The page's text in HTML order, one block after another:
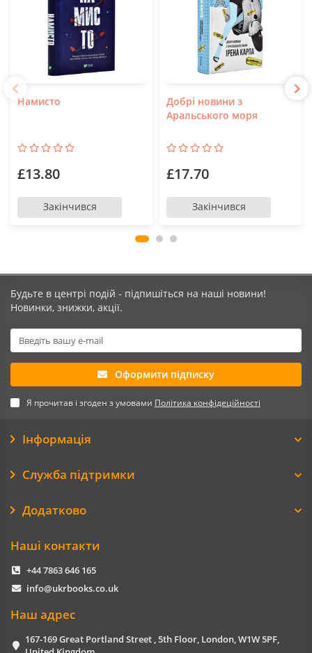
Намисто
£13.80
Закінчився
Добрі новини з
Аральського моря
£17.70
Закінчився
Будьте в центрі подій - підпишіться на наші новини!
Новинки, знижки, акції.
Оформити підписку
Я прочитав і згоден з умовами Політика конфідеційності
Інформація
Служба підтримки
Додатково
Наші контакти
+44 7863 646 165
info@ukrbooks.co.uk
Наш адрес
167-169 Great Portland Street , 5th Floor, London, W1W 5PF,